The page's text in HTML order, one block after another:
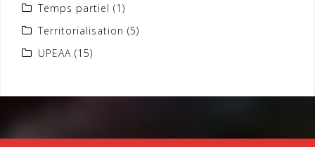
Temps partiel (1)
Territorialisation (5)
UPEAA (15)